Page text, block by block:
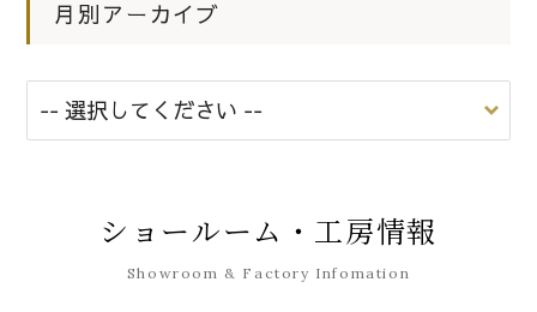
月別アーカイブ
ショールーム・工房情報
Showroom & Factory Infomation